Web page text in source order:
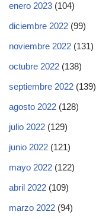
enero 2023 (104)
diciembre 2022 (99)
noviembre 2022 (131)
octubre 2022 (138)
septiembre 2022 (139)
agosto 2022 (128)
julio 2022 (129)
junio 2022 (121)
mayo 2022 (122)
abril 2022 (109)
marzo 2022 (94)